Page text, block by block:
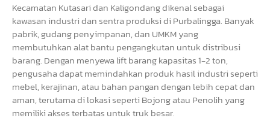
Kecamatan Kutasari dan Kaligondang dikenal sebagai
kawasan industri dan sentra produksi di Purbalingga. Banyak
pabrik, gudang penyimpanan, dan UMKM yang
membutuhkan alat bantu pengangkutan untuk distribusi
barang. Dengan menyewa lift barang kapasitas 1-2 ton,
pengusaha dapat memindahkan produk hasil industri seperti
mebel, kerajinan, atau bahan pangan dengan lebih cepat dan
aman, terutama di lokasi seperti Bojong atau Penolih yang
memiliki akses terbatas untuk truk besar.